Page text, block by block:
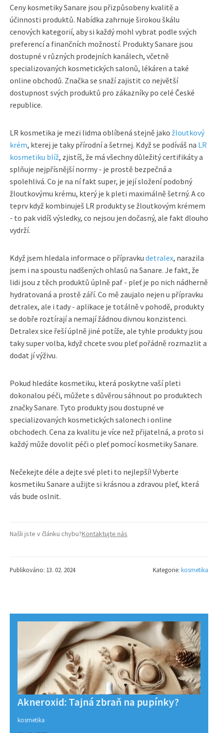
Ceny kosmetiky Sanare jsou přizpůsobeny kvalitě a
účinnosti produktů. Nabídka zahrnuje širokou škálu
cenových kategorií, aby si každý mohl vybrat podle svých
preferencí a finančních možností. Produkty Sanare jsou
dostupné v různých prodejních kanálech, včetně
specializovaných kosmetických salonů, lékáren a také
online obchodů. Značka se snaží zajistit co největší
dostupnost svých produktů pro zákazníky po celé České
republice.
LR kosmetika je mezi lidma oblíbená stejně jako žloutkový
krém, kterej je taky přírodní a šetrnej. Když se podíváš na LR
kosmetiku blíž, zjistíš, že má všechny důležitý certifikáty a
splňuje nejpřísnější normy - je prostě bezpečná a
spolehlivá. Co je na ní fakt super, je její složení podobný
žloutkovýmu krému, který je k pleti maximálně šetrný. A co
teprv když kombinuješ LR produkty se žloutkovým krémem
- to pak vidíš výsledky, co nejsou jen dočasný, ale fakt dlouho
vydrží.
Když jsem hledala informace o přípravku detralex, narazila
jsem i na spoustu nadšených ohlasů na Sanare. Je fakt, že
lidi jsou z těch produktů úplně paf - pleť je po nich nádherně
hydratovaná a prostě září. Co mě zaujalo nejen u přípravku
detralex, ale i tady - aplikace je totálně v pohodě, produkty
se dobře roztírají a nemají žádnou divnou konzistenci.
Detralex sice řeší úplně jiné potíže, ale tyhle produkty jsou
taky super volba, když chcete svou pleť pořádně rozmazlit a
dodat jí výživu.
Pokud hledáte kosmetiku, která poskytne vaší pleti
dokonalou péči, můžete s důvěrou sáhnout po produktech
značky Sanare. Tyto produkty jsou dostupné ve
specializovaných kosmetických salonech i online
obchodech. Cena za kvalitu je více než přijatelná, a proto si
každý může dovolit péči o pleť pomocí kosmetiky Sanare.
Nečekejte déle a dejte své pleti to nejlepší! Vyberte
kosmetiku Sanare a užijte si krásnou a zdravou pleť, která
vás bude oslnit.
Našli jste v článku chybu?Kontaktujte nás
Publikováno: 13. 02. 2024 Kategorie: kosmetika
Akneroxid: Tajná zbraň na pupínky?
kosmetika